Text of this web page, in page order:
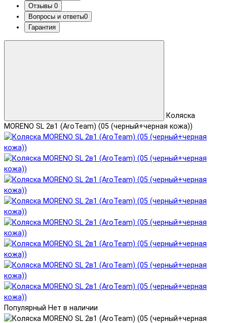
Отзывы 0
Вопросы и ответы0
Гарантия
Коляска
MORENO SL 2в1 (AroTeam) (05 (черный+черная кожа))
Популярный Нет в наличии